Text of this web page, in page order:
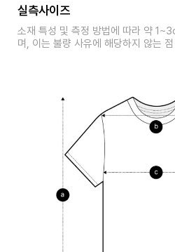
실측사이즈
소재 특성 및 측정 방법에 따라 약
며, 이는 불량 사유에 해당하지 않는